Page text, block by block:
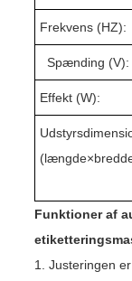
Frekvens (HZ):
Spænding (V):
Effekt (W):
(længde×
Funktioner af
1. Justeringen